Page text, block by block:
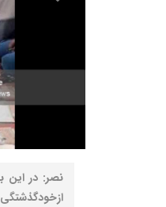
نصر: در این‌